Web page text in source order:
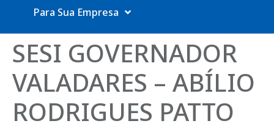
Para Sua Empresa
SESI GOVERNADOR
VALADARES – ABÍLIO
RODRIGUES PATTO